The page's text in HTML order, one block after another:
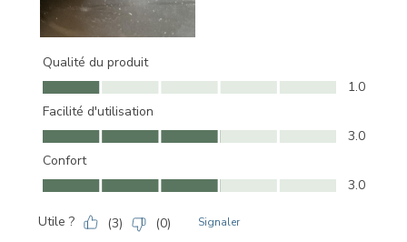
Qualité du produit
Qualité du produit, 1.0 sur 5
1.0
Facilité d'utilisation
Facilité d'utilisation, 3.0 sur 5
3.0
Confort
Confort, 3.0 sur 5
3.0
Utile ? (3) (0) Signaler